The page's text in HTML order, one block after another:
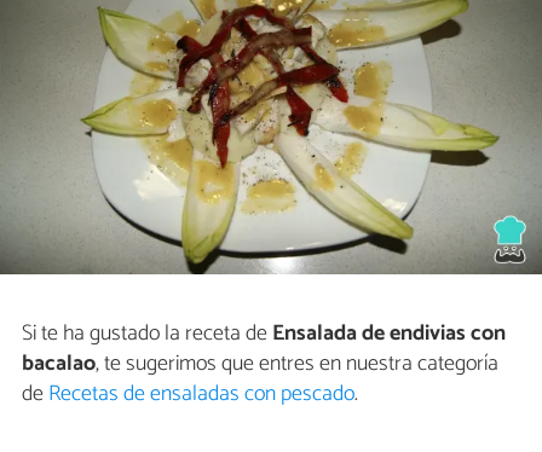
Si te ha gustado la receta deEnsalada de endivias con
bacalao, te sugerimos que entres en nuestra categoría
deRecetas de ensaladas con pescado.